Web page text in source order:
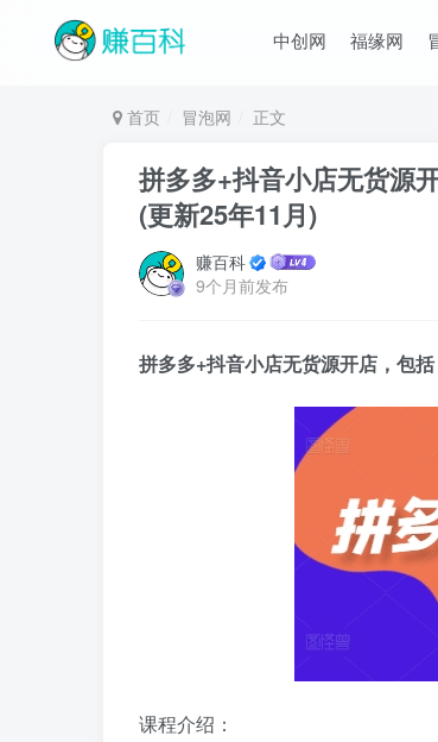
中创网 福缘网
首页 冒泡网 正文
拼多多+抖音小店无货源
(更新25年11月)
赚百科
9个月前发布
拼多多+抖音小店无货源开店 ，包
课程介绍：